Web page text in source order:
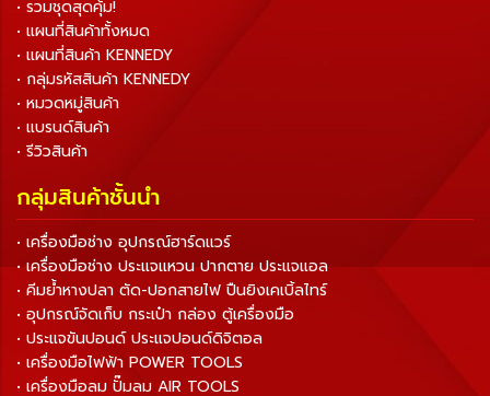
• รวมชุดสุดคุ้ม!
• แผนที่สินค้าทั้งหมด
• แผนที่สินค้า KENNEDY
• กลุ่มรหัสสินค้า KENNEDY
• หมวดหมู่สินค้า
• แบรนด์สินค้า
• รีวิวสินค้า
กลุ่มสินค้าชั้นนำ
• เครื่องมือช่าง อุปกรณ์ฮาร์ดแวร์
• เครื่องมือช่าง ประแจแหวน ปากตาย ประแจแอล
• คีมย้ำหางปลา ตัด-ปอกสายไฟ ปืนยิงเคเบิ้ลไทร์
• อุปกรณ์จัดเก็บ กระเป๋า กล่อง ตู้เครื่องมือ
• ประแจขันปอนด์ ประแจปอนด์ดิจิตอล
• เครื่องมือไฟฟ้า POWER TOOLS
• เครื่องมือลม ปั๊มลม AIR TOOLS